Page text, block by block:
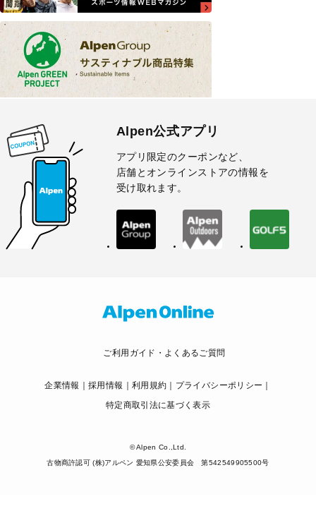
Alpen公式アプリ
アプリ限定のクーポンなど、
店舗とオンラインストアの情報を
受け取れます。
ご利用ガイド・よくあるご質問
企業情報 採用情報 利用規約
プライバシーポリシー
特定商取引法に基づく表示
© Alpen Co.,Ltd.
古物商許認可 (株)アルペン 愛知県公安委員会 第542549905500号